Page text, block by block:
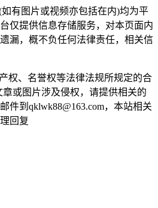
有图片或视频亦包括在内)均为平
仅提供信息存储服务，对本页面内
漏，概不负任何法律责任，相关信
权、名誉权等法律法规所规定的合
或图片涉及侵权，请提供相关的
件到qklwk88@163.com，本站相关
回复